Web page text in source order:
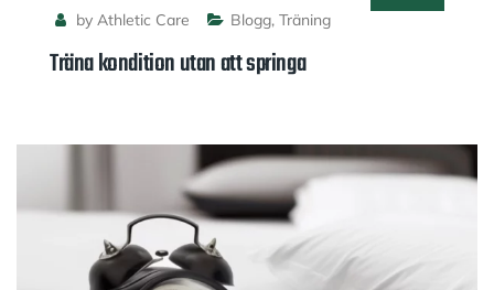
by Athletic Care Blogg,Träning
Träna kondition utan att springa